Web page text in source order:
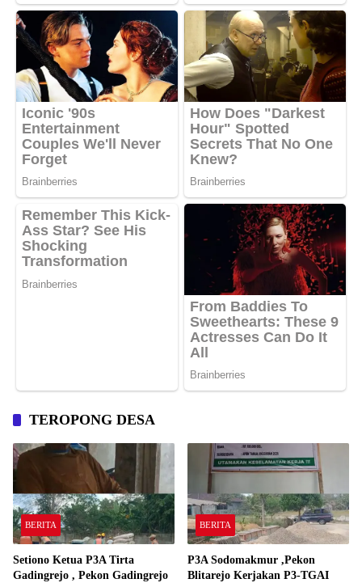
TEROPONG DESA
BERITA
Setiono Ketua P3A Tirta
Gadingrejo , Pekon Gadingrejo
BERITA
P3A Sodomakmur ,Pekon
Blitarejo Kerjakan P3-TGAI